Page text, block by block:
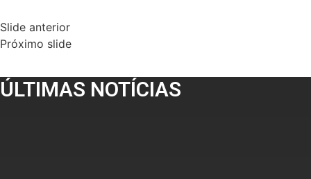
Slide anterior
Próximo slide
ÚLTIMAS NOTÍCIAS